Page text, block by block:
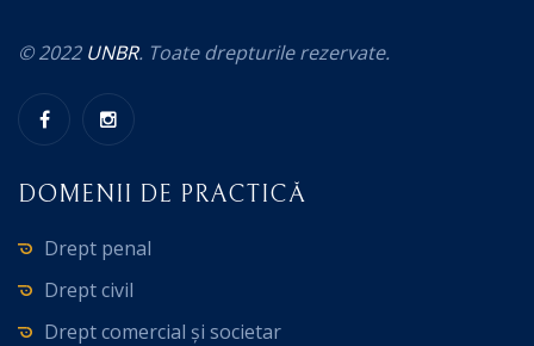
© 2022 UNBR. Toate drepturile rezervate.
DOMENII DE PRACTICĂ
Drept penal
Drept civil
Drept comercial și societar